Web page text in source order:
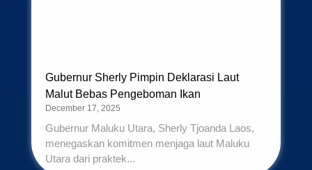
Gubernur Sherly Pimpin Deklarasi Laut
Malut Bebas Pengeboman Ikan
December 17, 2025
Gubernur Maluku Utara, Sherly Tjoanda Laos,
menegaskan komitmen menjaga laut Maluku
Utara dari praktek...